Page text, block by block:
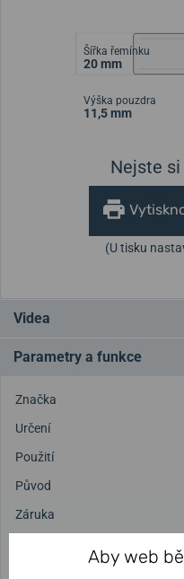
Šířka řemínku
20 mm
Výška pouzdra
11,5 mm
Nejste
(U tisku
Videa
Parametry a funkce
Značka
Určení
Použití
Původ
Záruka
Aby web